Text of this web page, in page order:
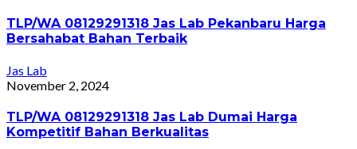
TLP/WA 08129291318 Jas Lab Pekanbaru Harga
Bersahabat Bahan Terbaik
Jas Lab
November 2, 2024
TLP/WA 08129291318 Jas Lab Dumai Harga
Kompetitif Bahan Berkualitas